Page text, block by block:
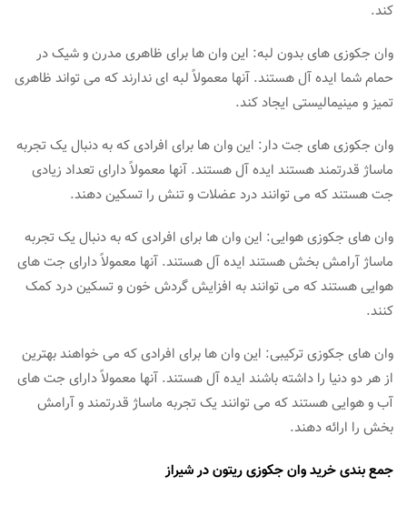
کند.
وان جکوزی های بدون لبه: این وان ها برای ظاهری مدرن و شیک در
حمام شما ایده آل هستند. آنها معمولاً لبه ای ندارند که می تواند ظاهری
تمیز و مینیمالیستی ایجاد کند.
وان جکوزی های جت دار: این وان ها برای افرادی که به دنبال یک تجربه
ماساژ قدرتمند هستند ایده آل هستند. آنها معمولاً دارای تعداد زیادی
جت هستند که می توانند درد عضلات و تنش را تسکین دهند.
وان های جکوزی هوایی: این وان ها برای افرادی که به دنبال یک تجربه
ماساژ آرامش بخش هستند ایده آل هستند. آنها معمولاً دارای جت های
هوایی هستند که می توانند به افزایش گردش خون و تسکین درد کمک
کنند.
وان های جکوزی ترکیبی: این وان ها برای افرادی که می خواهند بهترین
از هر دو دنیا را داشته باشند ایده آل هستند. آنها معمولاً دارای جت های
آب و هوایی هستند که می توانند یک تجربه ماساژ قدرتمند و آرامش
بخش را ارائه دهند.
جمع بندی خرید وان جکوزی ریتون در شیراز